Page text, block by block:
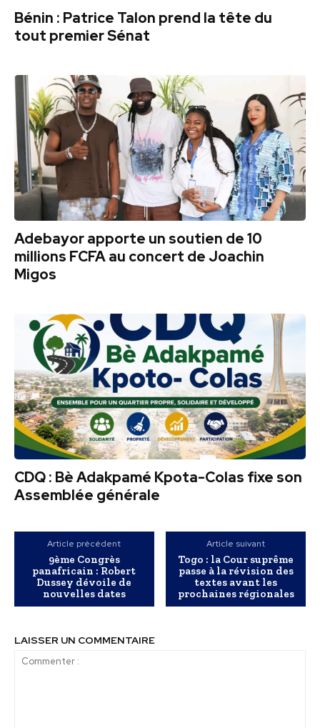
Bénin : Patrice Talon prend la tête du
tout premier Sénat
Adebayor apporte un soutien de 10
millions FCFA au concert de Joachin
Migos
CDQ : Bè Adakpamé Kpota-Colas fixe son
Assemblée générale
Article précédent
9ème Congrès
panafricain : Robert
Dussey dévoile de
nouvelles dates
Article suivant
Togo : la Cour suprême
passe à la révision des
textes avant les
prochaines régionales
LAISSER UN COMMENTAIRE